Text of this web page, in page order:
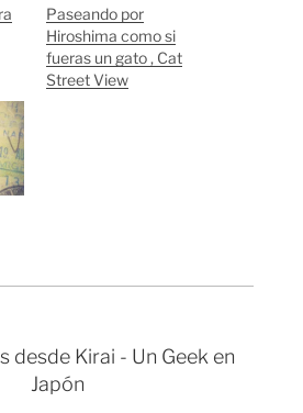
Paseando por
Hiroshima como si
fueras un gato , Cat
Street View
desde Kirai - Un Geek en
Japón